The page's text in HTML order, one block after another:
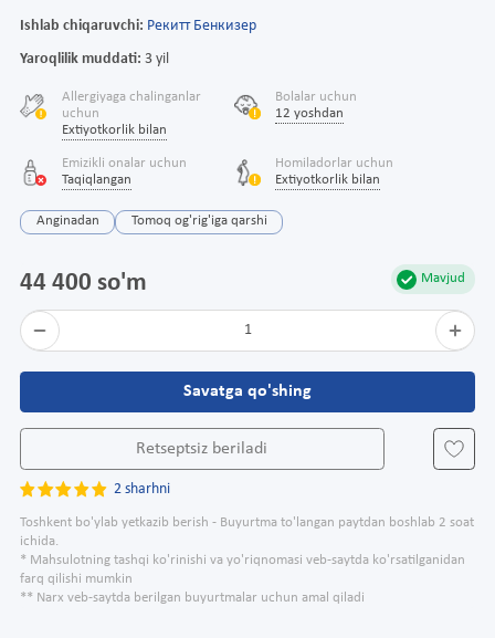
Ishlab chiqaruvchi: Рекитт Бенкизер
Yaroqlilik muddati: 3 yil
Allergiyaga chalinganlar
uchun
Extiyotkorlik bilan
Bolalar uchun
12 yoshdan
Emizikli onalar uchun
Taqiqlangan
Homiladorlar uchun
Extiyotkorlik bilan
Anginadan Tomoq og'rig'iga qarshi
Mavjud
44 400 so'm
1
Savatga qo'shing
Retseptsiz beriladi
2 sharhni
Toshkent bo'ylab yetkazib berish - Buyurtma to'langan paytdan boshlab 2 soat
ichida.
* Mahsulotning tashqi ko'rinishi va yo'riqnomasi veb-saytda ko'rsatilganidan
farq qilishi mumkin
** Narx veb-saytda berilgan buyurtmalar uchun amal qiladi